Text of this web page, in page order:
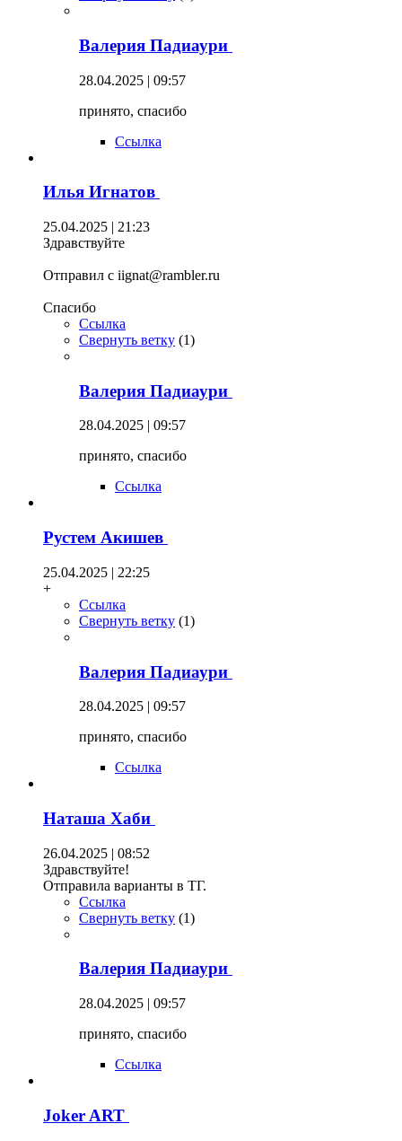
Валерия Падиаури
28.04.2025 | 09:57
принято, спасибо
Ссылка
Илья Игнатов
25.04.2025 | 21:23
Здравствуйте
Отправил с iignat@rambler.ru
Спасибо
Ссылка
Свернуть ветку (1)
Валерия Падиаури
28.04.2025 | 09:57
принято, спасибо
Ссылка
Рустем Акишев
25.04.2025 | 22:25
+
Ссылка
Свернуть ветку (1)
Валерия Падиаури
28.04.2025 | 09:57
принято, спасибо
Ссылка
Наташа Хаби
26.04.2025 | 08:52
Здравствуйте!
Отправила варианты в ТГ.
Ссылка
Свернуть ветку (1)
Валерия Падиаури
28.04.2025 | 09:57
принято, спасибо
Ссылка
Joker ART